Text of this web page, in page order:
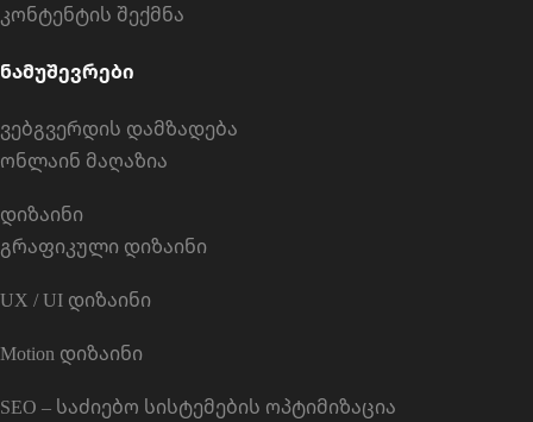
კონტენტის შექმნა
ნამუშევრები
ვებგვერდის დამზადება
ონლაინ მაღაზია
დიზაინი
გრაფიკული დიზაინი
UX / UI დიზაინი
Motion დიზაინი
SEO – საძიებო სისტემების ოპტიმიზაცია